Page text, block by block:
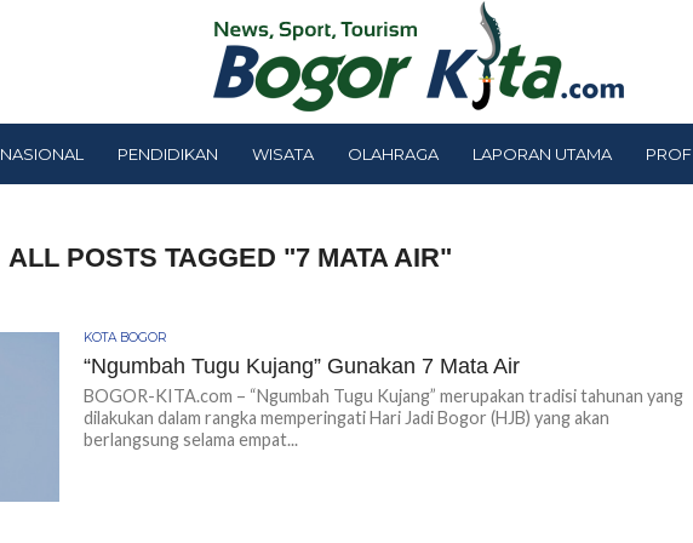
NASIONAL PENDIDIKAN WISATA OLAHRAGA LAPORAN UTAMA
ALL POSTS TAGGED "7 MATA AIR"
KOTA BOGOR
“Ngumbah Tugu Kujang” Gunakan 7 Mata Air
BOGOR-KITA.com – “Ngumbah Tugu Kujang” merupakan tradisi tahunan yang
dilakukan dalam rangka memperingati Hari Jadi Bogor (HJB) yang akan
berlangsung selama empat...